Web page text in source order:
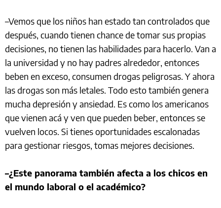
–Vemos que los niños han estado tan controlados que
después, cuando tienen chance de tomar sus propias
decisiones, no tienen las habilidades para hacerlo. Van a
la universidad y no hay padres alrededor, entonces
beben en exceso, consumen drogas peligrosas. Y ahora
las drogas son más letales. Todo esto también genera
mucha depresión y ansiedad. Es como los americanos
que vienen acá y ven que pueden beber, entonces se
vuelven locos. Si tienes oportunidades escalonadas
para gestionar riesgos, tomas mejores decisiones.
–¿Este panorama también afecta a los chicos en
el mundo laboral o el académico?